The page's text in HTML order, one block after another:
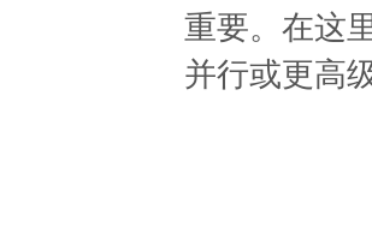
重要。在这
并⾏或更⾼